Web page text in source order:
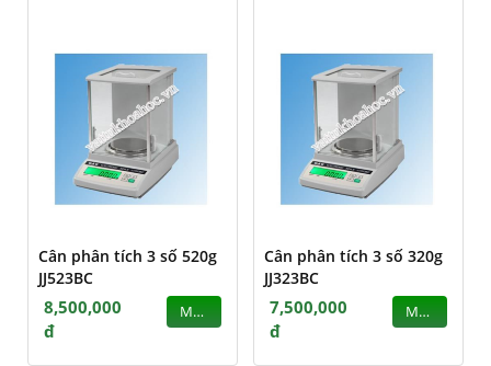
Cân phân tích 3 số 520g
JJ523BC
8,500,000
đ
MUA
Cân phân tích 3 số 320g
JJ323BC
7,500,000
đ
MUA